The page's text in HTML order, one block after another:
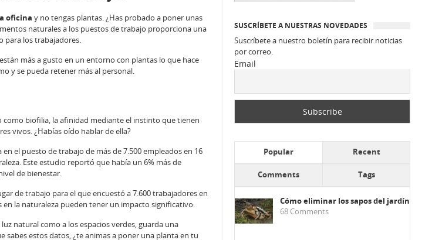
oficina y no tengas plantas. ¿Has probado a poner unas
naturales a los puestos de trabajo proporciona una
para los trabajadores.
más a gusto en un entorno con plantas lo que hace
y se pueda retener más al personal.
biofilia, la afinidad mediante el instinto que tienen
vivos. ¿Habías oído hablar de ella?
el puesto de trabajo de más de 7.500 empleados en 16
Este estudio reportó que había un 6% más de
de bienestar.
de trabajo para el que encuestó a 7.600 trabajadores en
la naturaleza pueden tener un impacto significativo.
natural como a los espacios verdes, guarda una
sabes estos datos, ¿te animas a poner una planta en tu
SUSCRÍBETE A NUESTRAS NOVEDADES
Suscríbete a nuestro boletín para recibir noticias
por correo.
Email
Popular Recent
Comments Tags
Cómo eliminar los sapos del jardín
68 Comments